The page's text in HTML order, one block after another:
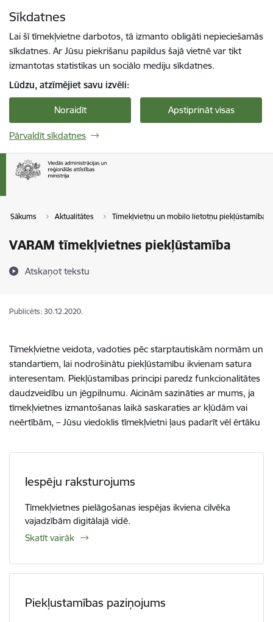
Sīkdatnes
Lai šī tīmekļvietne darbotos, tā izmanto obligāti nepieciešamās
sīkdatnes. Ar Jūsu piekrišanu papildus šajā vietnē var tikt
izmantotas statistikas un sociālo mediju sīkdatnes.
Lūdzu, atzīmējiet savu izvēli:
Noraidīt Apstiprināt visas
Pārvaldīt sīkdatnes
Sākums Aktualitātes Tīmekļvietņu un mobilo lietotņu piekļūstamība
VARAM tīmekļvietnes piekļūstamība
Atskaņot tekstu
Publicēts: 30.12.2020.
Tīmekļvietne veidota, vadoties pēc starptautiskām normām un
standartiem, lai nodrošinātu piekļūstamību ikvienam satura
interesentam. Piekļūstamības principi paredz funkcionalitātes
daudzveidību un jēgpilnumu. Aicinām sazināties ar mums, ja
tīmekļvietnes izmantošanas laikā saskaraties ar kļūdām vai
neērtībām, –Jūsu viedoklis tīmekļvietni ļaus padarīt vēl ērtāku
Iespēju raksturojums
Tīmekļvietnes pielāgošanas iespējas ikviena cilvēka
vajadzībām digitālajā vidē.
Skatīt vairāk
Piekļustamības paziņojums